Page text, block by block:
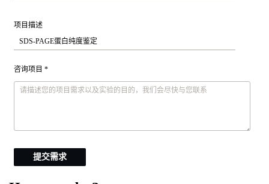
项目描述
咨询项目 *
提交需求